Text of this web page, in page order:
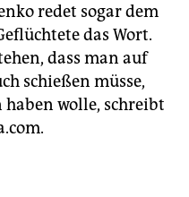
redet sogar dem
das Wort.
dass man auf
schießen müsse,
haben wolle, schreibt